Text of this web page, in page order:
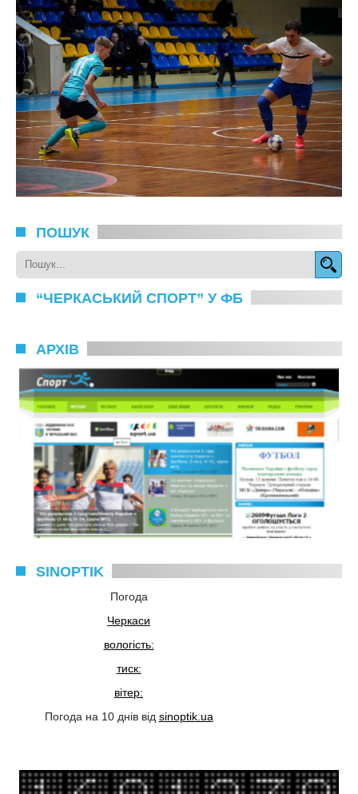
ПОШУК
“ЧЕРКАСЬКИЙ СПОРТ” У ФБ
АРХІВ
SINOPTIK
Погода
Черкаси
вологість:
тиск:
вітер:
Погода на 10 днів від sinoptik.ua